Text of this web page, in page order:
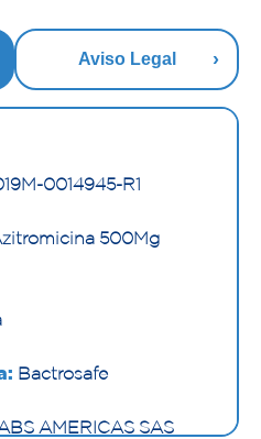
Aviso Legal
0014945-R1
500Mg
Bactrosafe
AMERICAS SAS